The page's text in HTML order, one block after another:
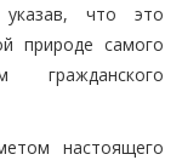
указав, что это
природе самого
настоящего